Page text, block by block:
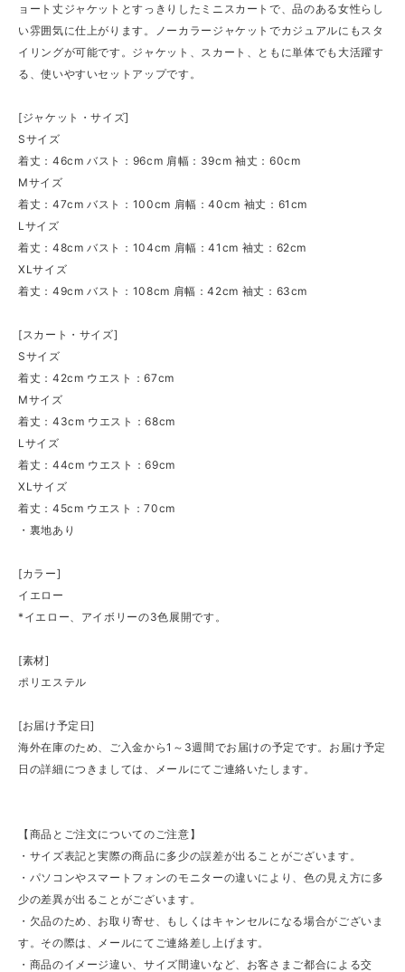
ョート丈ジャケットとすっきりしたミニスカートで、品のある女性らし
い雰囲気に仕上がります。ノーカラージャケットでカジュアルにもスタ
イリングが可能です。ジャケット、スカート、ともに単体でも大活躍す
る、使いやすいセットアップです。
[ジャケット・サイズ]
Sサイズ
着丈：46cm バスト：96cm 肩幅：39cm 袖丈：60cm
Mサイズ
着丈：47cm バスト：100cm 肩幅：40cm 袖丈：61cm
Lサイズ
着丈：48cm バスト：104cm 肩幅：41cm 袖丈：62cm
XLサイズ
着丈：49cm バスト：108cm 肩幅：42cm 袖丈：63cm
[スカート・サイズ]
Sサイズ
着丈：42cm ウエスト：67cm
Mサイズ
着丈：43cm ウエスト：68cm
Lサイズ
着丈：44cm ウエスト：69cm
XLサイズ
着丈：45cm ウエスト：70cm
・裏地あり
[カラー]
イエロー
*イエロー、アイボリーの3色展開です。
[素材]
ポリエステル
[お届け予定日]
海外在庫のため、ご入金から1～3週間でお届けの予定です。お届け予定
日の詳細につきましては、メールにてご連絡いたします。
【商品とご注文についてのご注意】
・サイズ表記と実際の商品に多少の誤差が出ることがございます。
・パソコンやスマートフォンのモニターの違いにより、色の見え方に多
少の差異が出ることがございます。
・欠品のため、お取り寄せ、もしくはキャンセルになる場合がございま
す。その際は、メールにてご連絡差し上げます。
・商品のイメージ違い、サイズ間違いなど、お客さまご都合による交